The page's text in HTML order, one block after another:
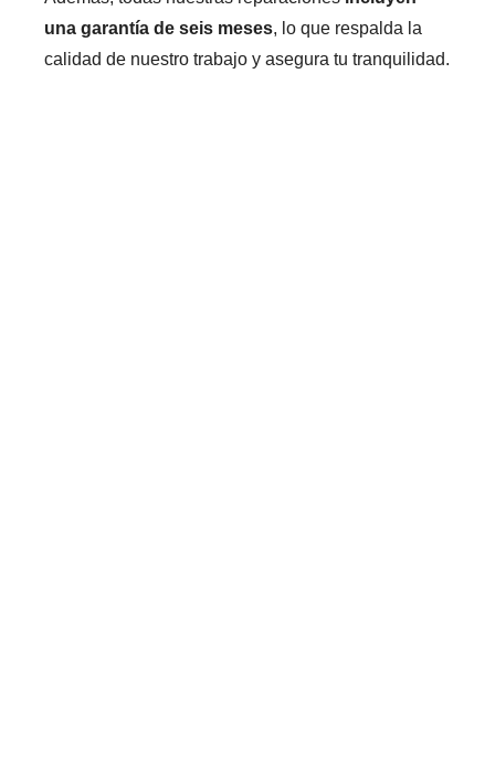
una garantía de seis meses, lo que respalda la
calidad de nuestro trabajo y asegura tu tranquilidad.